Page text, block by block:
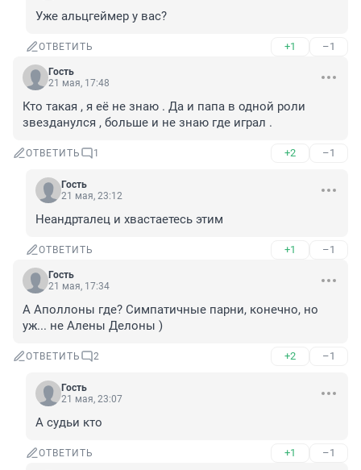
Уже альцгеймер у вас?
ОТВЕТИТЬ +1 –1
Гость
21 мая, 17:48
Кто такая , я её не знаю . Да и папа в одной роли
звезданулся , больше и не знаю где играл .
ОТВЕТИТЬ 1 +2 –1
Гость
21 мая, 23:12
Неандрталец и хвастаетесь этим
ОТВЕТИТЬ +1 –1
Гость
21 мая, 17:34
А Аполлоны где? Симпатичные парни, конечно, но
уж... не Алены Делоны )
ОТВЕТИТЬ 2 +2 –1
Гость
21 мая, 23:07
А судьи кто
ОТВЕТИТЬ +1 –1